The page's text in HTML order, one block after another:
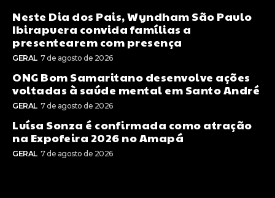
Neste Dia dos Pais, Wyndham São Paulo
Ibirapuera convida famílias a
presentearem com presença
GERAL 7 de agosto de 2026
ONG Bom Samaritano desenvolve ações
voltadas à saúde mental em Santo André
GERAL 7 de agosto de 2026
Luísa Sonza é confirmada como atração
na Expofeira 2026 no Amapá
GERAL 7 de agosto de 2026